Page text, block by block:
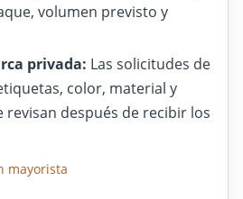
volumen previsto y
privada: Las solicitudes de
color, material y
revisan después de recibir los
mayorista